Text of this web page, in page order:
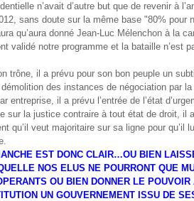
n’avait d’autre but que de revenir à
sans doute sur la même base "80%
qu’aura donné Jean-Luc Mélenchon à la
validé notre programme et la bataille n’est
trône, il a prévu pour son bon peuple un
des instances de négociation par
entreprise, il a prévu l’entrée de l’état
sur la justice contraire à tout état de droit, il
qu’il veut majoritaire sur sa ligne pour qu’il
EST DONC CLAIR…OU BIEN
NOS ELUS NE POURRONT QUE
OU BIEN DONNER LE
UN GOUVERNEMENT ISSU DE